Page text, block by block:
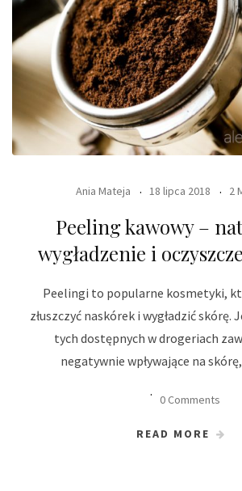
Ania Mateja 18 lipca 2018 2
Peeling kawowy –
wygładzenie i
Peelingi to popularne kosmetyki,
złuszczyć naskórek i wygładzić skórę.
tych dostępnych w drogeriach
negatywnie wpływające na
0 Comments
READ MORE